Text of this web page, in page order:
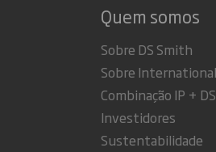
Quem somos
Sobre DS Smith
Sobre
Combinação IP +
Investidores
Sustentabilidade